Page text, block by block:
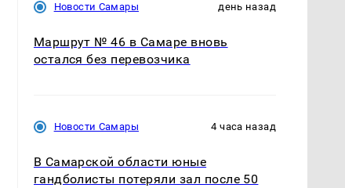
Новости Самары день назад
Маршрут № 46 в Самаре вновь
остался без перевозчика
Новости Самары 4 часа назад
В Самарской области юные
гандболисты потеряли зал после 50